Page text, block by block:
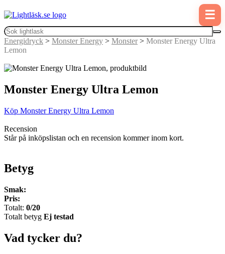
☰
Energidryck > Monster Energy > Monster > Monster Energy Ultra
Lemon
Monster Energy Ultra Lemon
Köp Monster Energy Ultra Lemon
Recension
Står på inköpslistan och en recension kommer inom kort.
Betyg
Smak:
Pris:
Totalt: 0/20
Totalt betyg Ej testad
Vad tycker du?